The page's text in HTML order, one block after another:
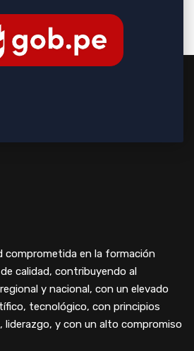
comprometida en la formación
calidad, contribuyendo al
y nacional, con un elevado
tecnológico, con principios
liderazgo, y con un alto compromiso